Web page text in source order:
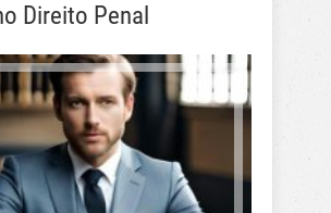
Direito Penal